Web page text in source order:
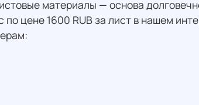
материалы — основа
по цене 1600 RUB за лист в нашем